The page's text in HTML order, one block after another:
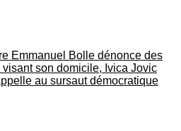
Emmanuel Bolle dénonce des
visant son domicile, Ivica Jovic
au sursaut démocratique